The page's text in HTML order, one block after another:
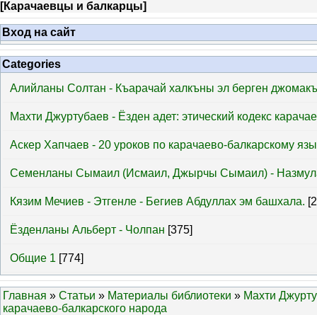
[Карачаевцы и балкарцы]
Вход на сайт
Categories
Алийланы Солтан - Къарачай халкъны эл берген
Махти Джуртубаев - Ёзден адет: этический кодекс
Аскер Хапчаев - 20 уроков по карачаево-балкарскому
Семенланы Сымаил (Исмаил, Джырчы Сымаил) -
Кязим Мечиев - Этгенле - Бегиев Абдуллах эм башхала.
Ёзденланы Альберт - Чолпан [375]
Общие 1 [774]
Главная » Статьи » Материалы библиотеки » Махти
карачаево-балкарского народа